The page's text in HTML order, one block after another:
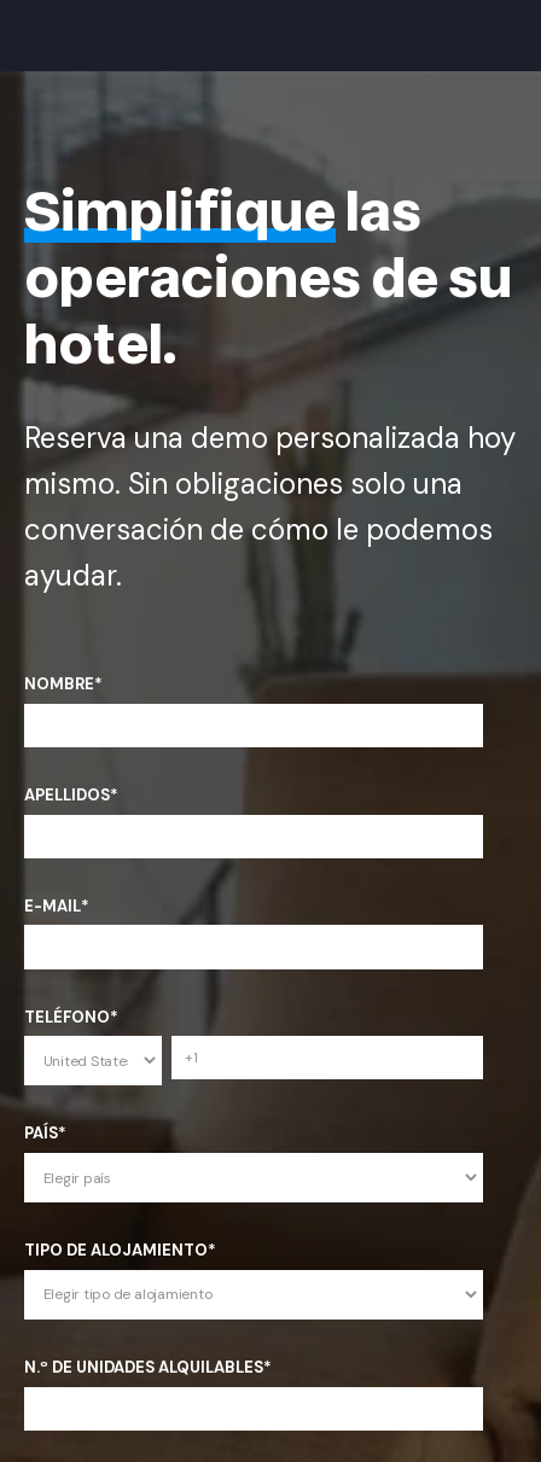
Simplifiquelas
operaciones de su
hotel.
Reserva una demo personalizada hoy
mismo. Sin obligaciones solo una
conversación de cómo le podemos
ayudar.
NOMBRE*
APELLIDOS*
E-MAIL*
TELÉFONO*
PAÍS*
TIPO DE ALOJAMIENTO*
N.º DE UNIDADES ALQUILABLES*